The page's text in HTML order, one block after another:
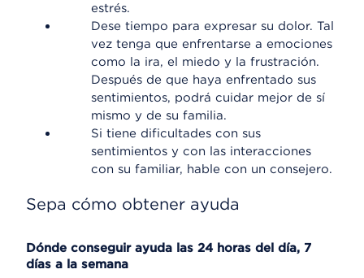
estrés.
Dese tiempo para expresar su dolor. Tal
vez tenga que enfrentarse a emociones
como la ira, el miedo y la frustración.
Después de que haya enfrentado sus
sentimientos, podrá cuidar mejor de sí
mismo y de su familia.
Si tiene dificultades con sus
sentimientos y con las interacciones
con su familiar, hable con un consejero.
Sepa cómo obtener ayuda
Dónde conseguir ayuda las 24 horas del día, 7
días a la semana